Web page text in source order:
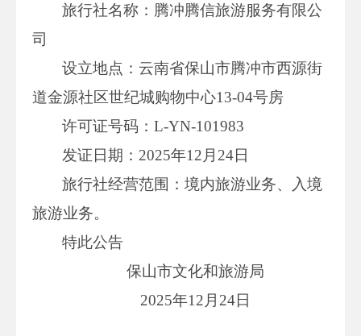
旅行社名称：腾冲腾信旅游服务有限公
司
设立地点：云南省保山市腾冲市西源街
道金源社区世纪城购物中心13-04号房
许可证号码：L-YN-101983
发证日期：2025年12月24日
旅行社经营范围：境内旅游业务、入境
旅游业务。
特此公告
保山市文化和旅游局
2025年12月24日